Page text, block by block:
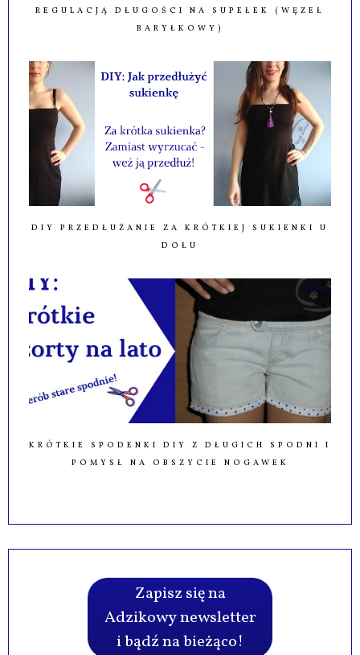
REGULACJĄ DŁUGOŚCI NA SUPEŁEK (WĘZEŁ
BARYŁKOWY)
DIY PRZEDŁUŻANIE ZA KRÓTKIEJ SUKIENKI U
DOŁU
KRÓTKIE SPODENKI DIY Z DŁUGICH SPODNI I
POMYSŁ NA OBSZYCIE NOGAWEK
Zapisz się na
Adzikowy newsletter
i bądź na bieżąco!